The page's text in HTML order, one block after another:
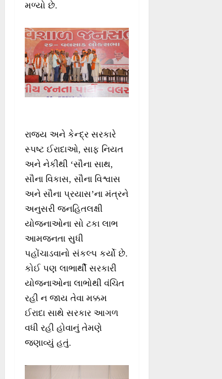
મળ્યો છે.
રાજ્ય અને કેન્દ્ર સરકારે
સ્પષ્ટ ઈરાદાઓ, સાફ નિયત
અને નેકીથી ‘સૌના સાથ,
સૌના વિકાસ, સૌના વિશ્વાસ
અને સૌના પ્રયાસ’ના મંત્રને
અનુસરી જનહિતલક્ષી
યોજનાઓના સો ટકા લાભ
આમજનતા સુધી
પહોંચાડવાનો સંકલ્પ કર્યો છે.
કોઈ પણ લાભાર્થી સરકારી
યોજનાઓના લાભોથી વંચિત
રહી ન જાય તેવા મક્કમ
ઈરાદા સાથે સરકાર આગળ
વધી રહી હોવાનું તેમણે
જણાવ્યું હતું.